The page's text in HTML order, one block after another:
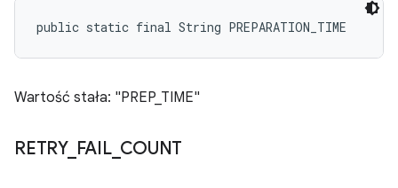
public static final String PREPARATION_TIME
Wartość stała: "PREP_TIME"
RETRY_ FAIL_ COUNT